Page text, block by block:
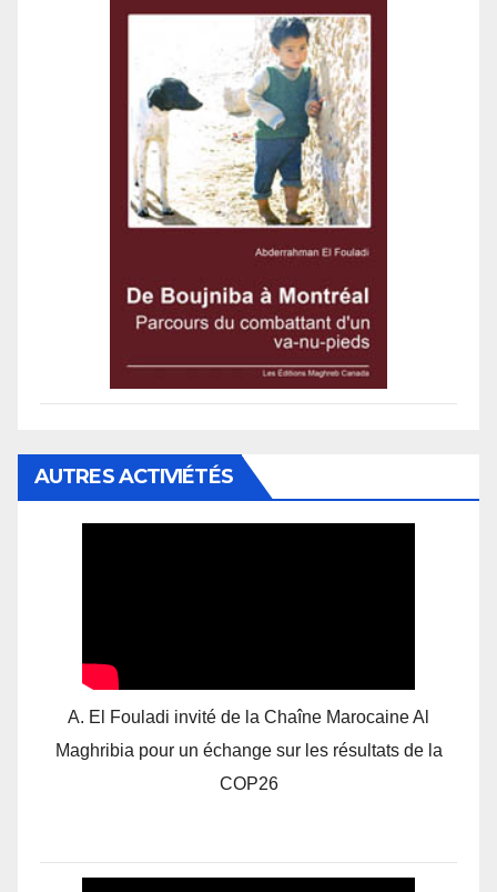
AUTRES ACTIVIÉTÉS
A. El Fouladi invité de la Chaîne Marocaine Al
Maghribia pour un échange sur les résultats de la
COP26